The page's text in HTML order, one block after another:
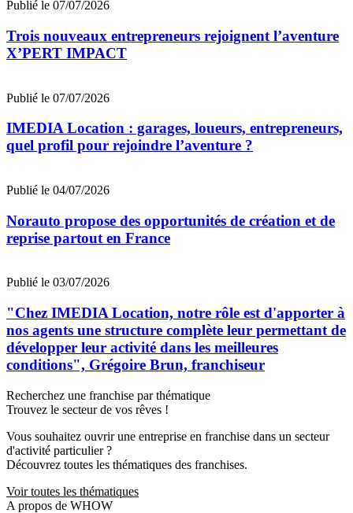
Publié le 07/07/2026
Trois nouveaux entrepreneurs rejoignent l’aventure
X’PERT IMPACT
Publié le 07/07/2026
IMEDIA Location : garages, loueurs, entrepreneurs,
quel profil pour rejoindre l’aventure ?
Publié le 04/07/2026
Norauto propose des opportunités de création et de
reprise partout en France
Publié le 03/07/2026
"Chez IMEDIA Location, notre rôle est d'apporter à
nos agents une structure complète leur permettant de
développer leur activité dans les meilleures
conditions", Grégoire Brun, franchiseur
Recherchez une franchise par thématique
Trouvez le secteur de vos rêves !
Vous souhaitez ouvrir une entreprise en franchise dans un secteur
d'activité particulier ?
Découvrez toutes les thématiques des franchises.
Voir toutes les thématiques
A propos de WHOW